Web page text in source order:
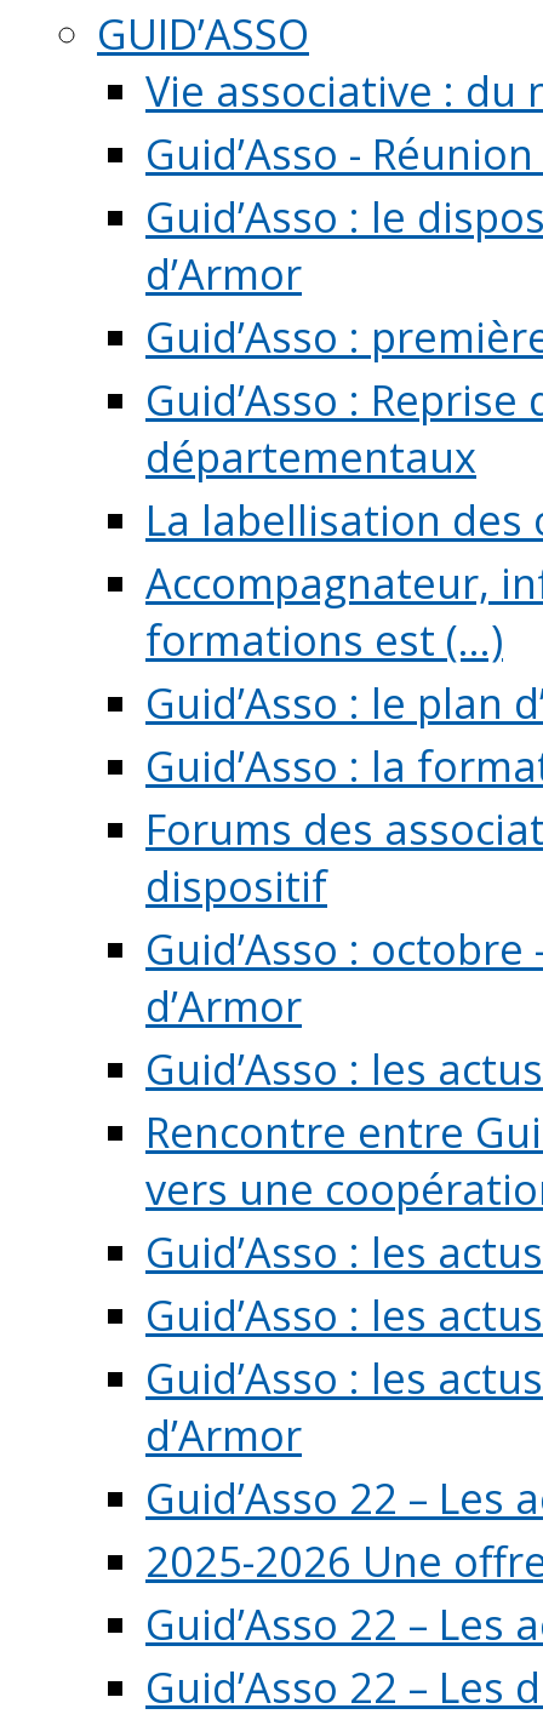
GUID’ASSO
Vie associative : du
Guid’Asso -
Guid’Asso : le
d’Armor
Guid’Asso :
Guid’Asso :
départementaux
La labellisation
Accompagnateur,
formations est (...)
Guid’Asso : le plan
Guid’Asso : la
Forums des
dispositif
Guid’Asso :
d’Armor
Guid’Asso : les
Rencontre entre
vers une
Guid’Asso : les
Guid’Asso : les
Guid’Asso : les
d’Armor
Guid’Asso 22 – Les
2025-2026 Une
Guid’Asso 22 –
Guid’Asso 22 – Les